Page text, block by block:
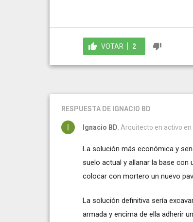
VOTAR 2
RESPUESTA DE IGNACIO BD
Ignacio BD, Arquitecto en activo
La solución más económica y
suelo actual y allanar la base con
colocar con mortero un nuevo
La solución definitiva sería
armada y encima de ella adherir